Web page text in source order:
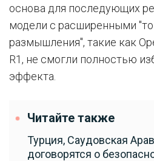
основа для последующих
модели с расширенными
размышления", такие как
R1, не смогли полностью
эффекта.
Читайте также
Турция, Саудовская
договорятся о